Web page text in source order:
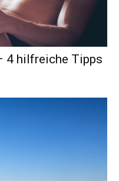
4 hilfreiche Tipps